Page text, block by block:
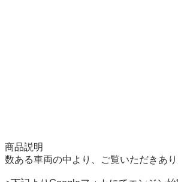
商品説明
数ある車両の中より、ご覧いただきあり